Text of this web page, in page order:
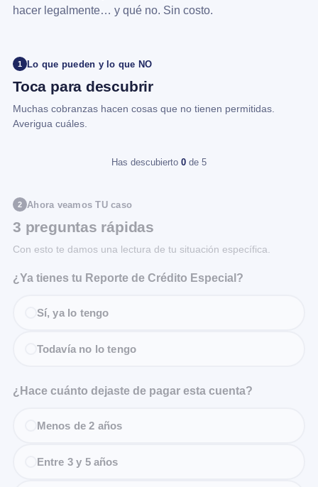
hacer legalmente… y qué no. Sin costo.
1 Lo que pueden y lo que NO
Toca para descubrir
Muchas cobranzas hacen cosas que no tienen permitidas.
Averigua cuáles.
Has descubierto 0 de 5
2 Ahora veamos TU caso
3 preguntas rápidas
Con esto te damos una lectura de tu situación específica.
¿Ya tienes tu Reporte de Crédito Especial?
Sí, ya lo tengo
Todavía no lo tengo
¿Hace cuánto dejaste de pagar esta cuenta?
Menos de 2 años
Entre 3 y 5 años